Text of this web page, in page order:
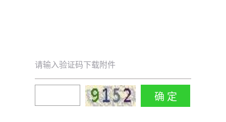
请输入验证码下载附件